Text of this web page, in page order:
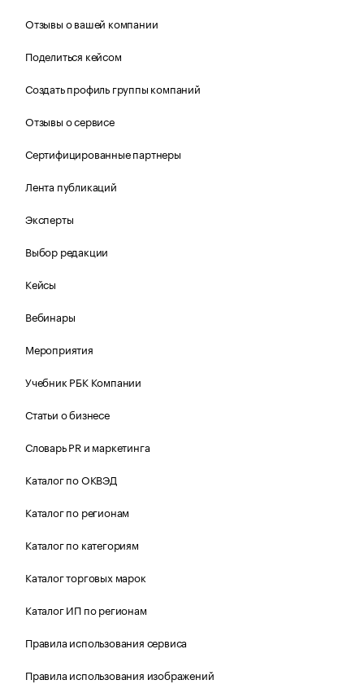
Отзывы о вашей компании
Поделиться кейсом
Создать профиль группы компаний
Отзывы о сервисе
Сертифицированные партнеры
Лента публикаций
Эксперты
Выбор редакции
Кейсы
Вебинары
Мероприятия
Учебник РБК Компании
Статьи о бизнесе
Словарь PR и маркетинга
Каталог по ОКВЭД
Каталог по регионам
Каталог по категориям
Каталог торговых марок
Каталог ИП по регионам
Правила использования сервиса
Правила использования изображений